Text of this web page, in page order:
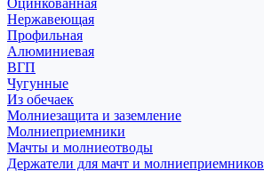
Оцинкованная
Нержавеющая
Профильная
Алюминиевая
ВГП
Чугунные
Из обечаек
Молниезащита и заземление
Молниеприемники
Мачты и молниеотводы
Держатели для мачт и молниеприемников